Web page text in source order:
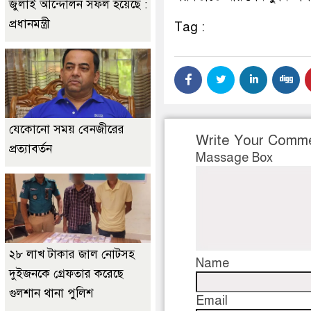
Tag :
Write Your
Massage Box
Name
Email
জুলাই আন্দোলন সফল হয়েছে :
প্রধানমন্ত্রী
যেকোনো সময় বেনজীরের
প্রত্যাবর্তন
২৮ লাখ টাকার জাল নোটসহ
দুইজনকে গ্রেফতার করেছে
গুলশান থানা পুলিশ